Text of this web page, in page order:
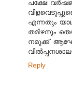
പക്ഷേ
എന്നതും
തമിഴനും
നമുക്ക്
Reply